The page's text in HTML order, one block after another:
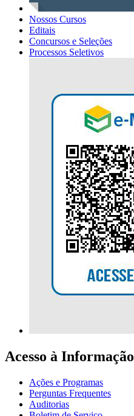
Nossos Cursos
Editais
Concursos e Seleções
Processos Seletivos
Acesso à Informação
Ações e Programas
Perguntas Frequentes
Auditorias